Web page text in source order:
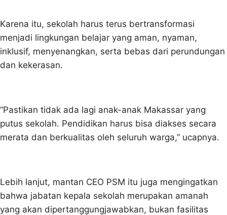
Karena itu, sekolah harus terus bertransformasi
menjadi lingkungan belajar yang aman, nyaman,
inklusif, menyenangkan, serta bebas dari perundungan
dan kekerasan.
“Pastikan tidak ada lagi anak-anak Makassar yang
putus sekolah. Pendidikan harus bisa diakses secara
merata dan berkualitas oleh seluruh warga,” ucapnya.
Lebih lanjut, mantan CEO PSM itu juga mengingatkan
bahwa jabatan kepala sekolah merupakan amanah
yang akan dipertanggungjawabkan, bukan fasilitas